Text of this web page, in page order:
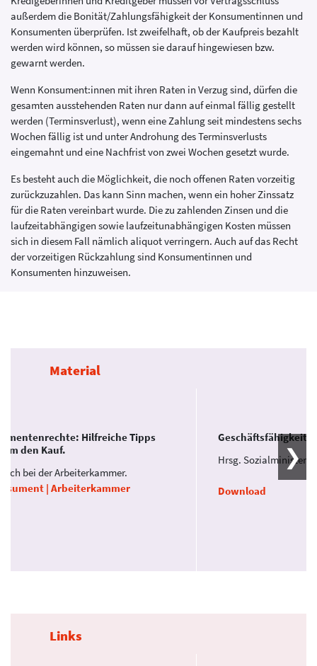
außerdem die Bonität/Zahlungsfähigkeit der Konsumentinnen und
Konsumenten überprüfen. Ist zweifelhaft, ob der Kaufpreis bezahlt
werden wird können, so müssen sie darauf hingewiesen bzw.
gewarnt werden.
Wenn Konsument:innen mit ihren Raten in Verzug sind, dürfen die
gesamten ausstehenden Raten nur dann auf einmal fällig gestellt
werden (Terminsverlust), wenn eine Zahlung seit mindestens sechs
Wochen fällig ist und unter Androhung des Terminsverlusts
eingemahnt und eine Nachfrist von zwei Wochen gesetzt wurde.
Es besteht auch die Möglichkeit, die noch offenen Raten vorzeitig
zurückzuzahlen. Das kann Sinn machen, wenn ein hoher Zinssatz
für die Raten vereinbart wurde. Die zu zahlenden Zinsen und die
laufzeitabhängigen sowie laufzeitunabhängigen Kosten müssen
sich in diesem Fall nämlich aliquot verringern. Auch auf das Recht
der vorzeitigen Rückzahlung sind Konsumentinnen und
Konsumenten hinzuweisen.
Material
Hilfreiche Tipps
den Kauf.
bei der Arbeiterkammer.
| Arbeiterkammer
Geschäftsfähigkeit
Hrsg.
Download
Links